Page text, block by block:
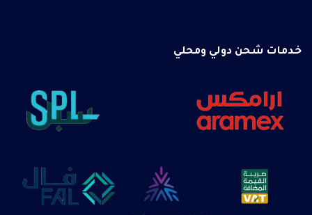
خدمات شحن دولي ومحلي